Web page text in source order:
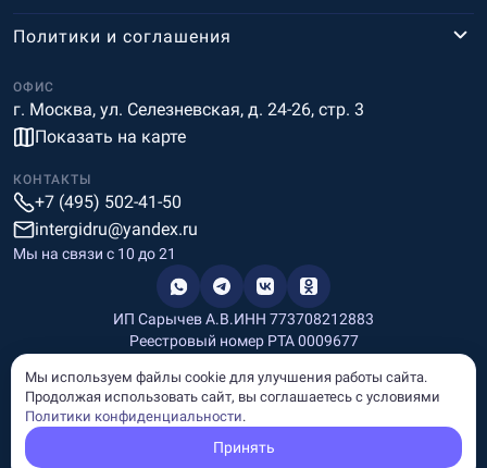
ОФИС
г. Москва, ул. Селезневская, д. 24-26, стр. 3
Показать на карте
Политики и соглашения
КОНТАКТЫ
+7 (495) 502-41-50
intergidru@yandex.ru
Мы на связи c 10 до 21
ИП Сарычев А.В.ИНН 773708212883
Реестровый номер РТА 0009677
Информация, размещённая на сайте, носит информационный
характер и не является рекламой и публичной офертой.
Мы используем файлы cookie для улучшения работы сайта.
Продолжая использовать сайт, вы соглашаетесь с условиями
Политики конфиденциальности.
Принять